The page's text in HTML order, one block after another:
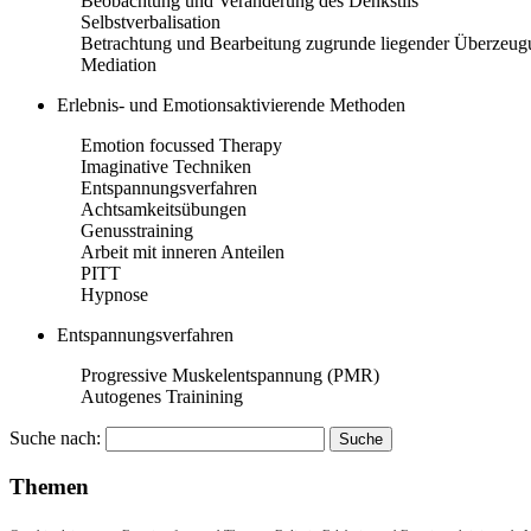
Selbstverbalisation
Betrachtung und Bearbeitung zugrunde liegender
Mediation
Erlebnis- und Emotionsaktivierende Methoden
Emotion focussed Therapy
Imaginative Techniken
Entspannungsverfahren
Achtsamkeitsübungen
Genusstraining
Arbeit mit inneren Anteilen
PITT
Hypnose
Entspannungsverfahren
Progressive Muskelentspannung (PMR)
Autogenes Trainining
Suche nach:
Themen